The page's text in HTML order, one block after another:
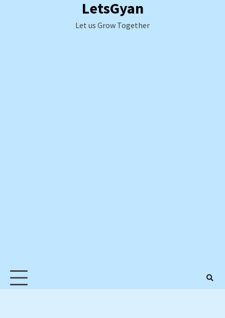
LetsGyan
Let us Grow Together